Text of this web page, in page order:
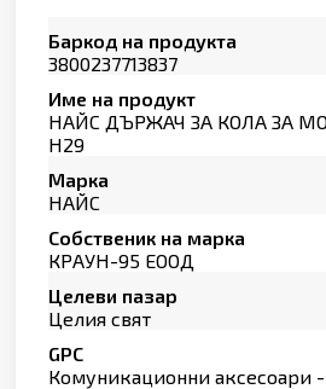
Баркод на продукта
3800237713837
Име на продукт
НАЙС ДЪРЖАЧ ЗА КОЛА ЗА
Н29
Марка
НАЙС
Собственик на марка
КРАУН-95 ЕООД
Целеви пазар
Целия свят
GPC
Комуникационни аксесоари